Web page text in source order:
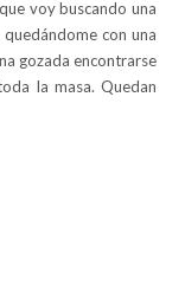
voy buscando una
con una
gozada encontrarse
la masa. Quedan